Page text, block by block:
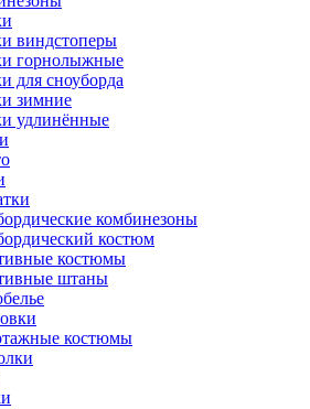
виндстоперы
горнолыжные
для сноуборда
зимние
удлинённые
комбинезоны
костюм
костюмы
штаны
костюмы